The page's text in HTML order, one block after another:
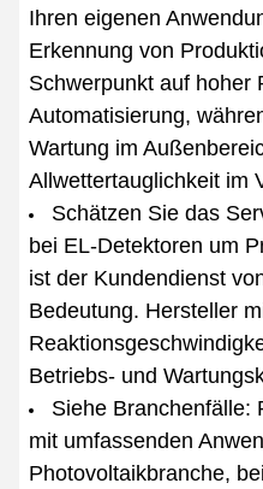
Ihren eigenen
Erkennung von
Schwerpunkt auf hoher
Automatisierung,
Wartung im
Allwettertauglichkeit im
Schätzen Sie das
bei EL-Detektoren um
ist der Kundendienst
Bedeutung. Hersteller
Betriebs- und
Siehe Branchenfälle:
mit umfassenden
Photovoltaikbranche,